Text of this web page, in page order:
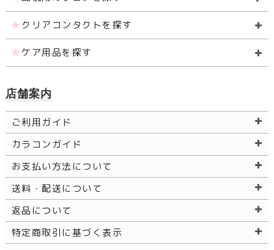
クリアコンタクトを探す
ケア用品を探す
店舗案内
ご利用ガイド
カラコンガイド
お支払い方法について
送料・配送について
返品について
特定商取引に基づく表示